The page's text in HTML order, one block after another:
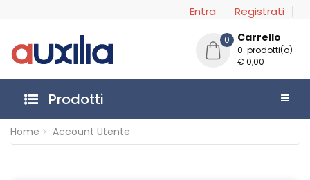
Entra Registrati
0 Carrello
0 prodotti(o)
€ 0,00
Prodotti
Home Account Utente